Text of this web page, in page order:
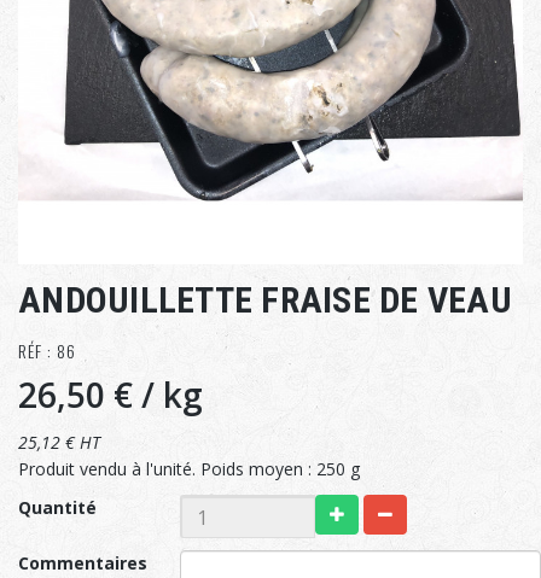
ANDOUILLETTE FRAISE DE VEAU
RÉF : 86
26,50 €/ kg
25,12 € HT
Produit vendu à l'unité. Poids moyen : 250 g
Quantité
Commentaires